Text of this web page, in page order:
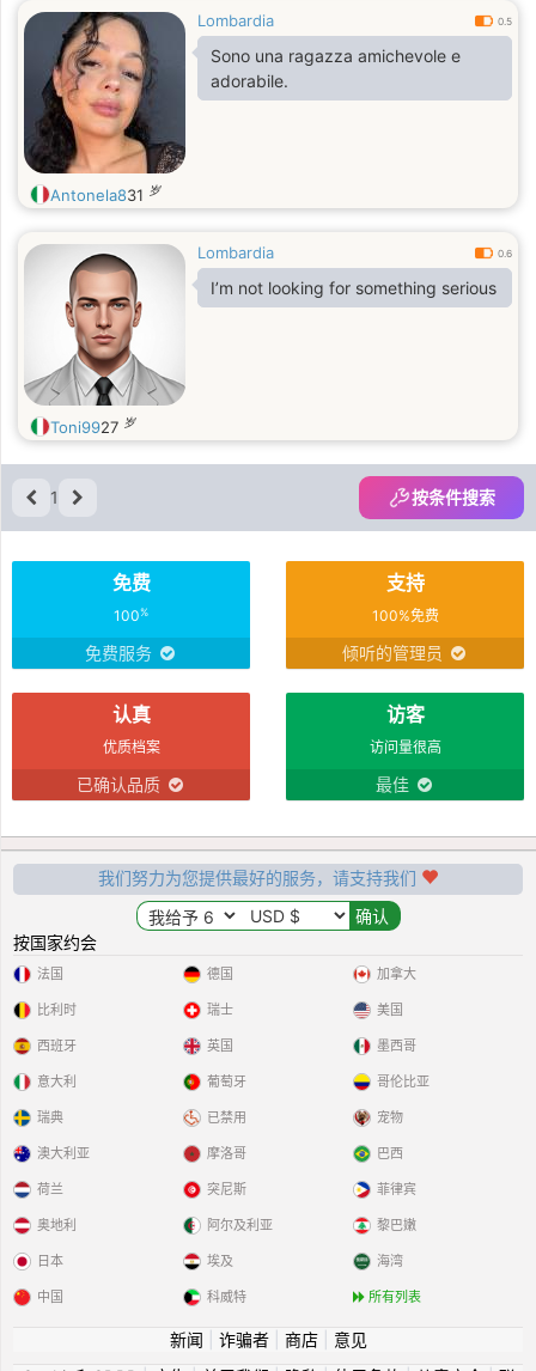
Lombardia 0.5
Sono una ragazza amichevole e
adorabile.
Antonela831 岁
Lombardia 0.6
I’m not looking for something serious
Toni9927 岁
1 按条件搜索
免费
100%
免费服务
支持
100%免费
倾听的管理员
认真
优质档案
已确认品质
访客
访问量很高
最佳
我们努力为您提供最好的服务，请支持我们
按国家约会
法国
比利时
西班牙
意大利
瑞典
德国
瑞士
英国
葡萄牙
已禁用
加拿大
美国
墨西哥
哥伦比亚
宠物
澳大利亚
荷兰
奥地利
日本
中国
摩洛哥
突尼斯
阿尔及利亚
埃及
科威特
巴西
菲律宾
黎巴嫩
海湾
所有列表
新闻 诈骗者| 商店| 意见